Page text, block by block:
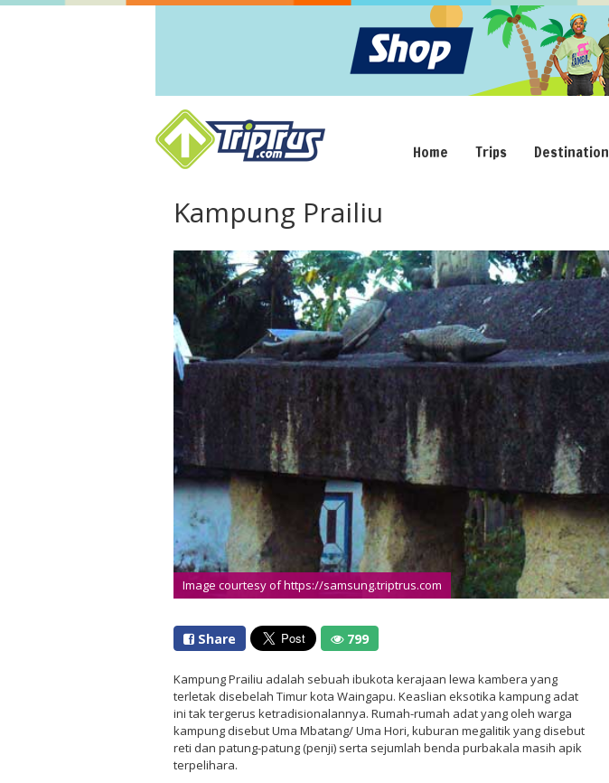
Home Trips Destination
Kampung Prailiu
Image courtesy of https://samsung.triptrus.com
Share 799
Kampung Prailiu adalah sebuah ibukota kerajaan lewa kambera yang
terletak disebelah Timur kota Waingapu. Keaslian eksotika kampung adat
ini tak tergerus ketradisionalannya. Rumah-rumah adat yang oleh warga
kampung disebut Uma Mbatang/ Uma Hori, kuburan megalitik yang disebut
reti dan patung-patung (penji) serta sejumlah benda purbakala masih apik
terpelihara.